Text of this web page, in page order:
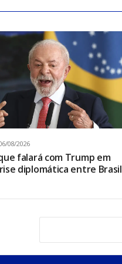
08/2026
falará com Trump em
diplomática entre Brasil